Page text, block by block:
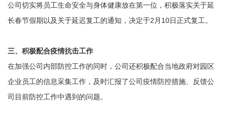
公司切实将员工生命安全与身体健康放在第一位，积极落实关于延
长春节假期以及关于延迟复工的通知，决定于2月10日正式复工。
三、积极配合疫情抗击工作
在加强公司内部防控工作的同时，公司还积极配合当地政府对园区
企业员工的信息采集工作，及时汇报了公司疫情防控措施、反馈公
司目前防控工作中遇到的问题。